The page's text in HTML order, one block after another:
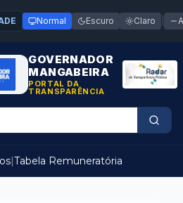
Normal Escuro Claro
GOVERNADOR
MANGABEIRA
PORTAL DA
TRANSPARÊNCIA
|Tabela Remuneratória